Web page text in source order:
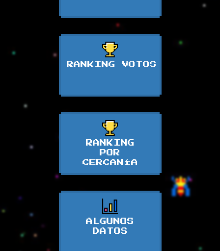
RANKING VOTOS
RANKING
POR
CERCANÍA
ALGUNOS
DATOS